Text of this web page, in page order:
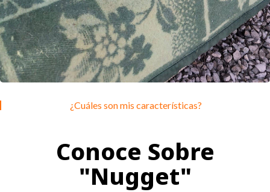
¿Cuáles son mis características?
Conoce Sobre
"Nugget"